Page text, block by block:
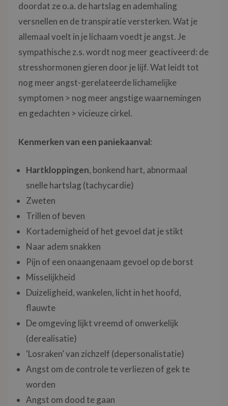
doordat ze o.a. de hartslag en ademhaling
versnellen en de transpiratie versterken. Wat je
allemaal voelt in je lichaam voedt je angst. Je
sympathische z.s. wordt nog meer geactiveerd: de
stresshormonen gieren door je lijf. Wat leidt tot
nog meer angst-gerelateerde lichamelijke
symptomen > nog meer angstige waarnemingen
en gedachten > vicieuze cirkel.
Kenmerken van een paniekaanval:
Hartkloppingen, bonkend hart, abnormaal
snelle hartslag (tachycardie)
Zweten
Trillen of beven
Kortademigheid of het gevoel dat je stikt
Naar adem snakken
Pijn of een onaangenaam gevoel op de borst
Misselijkheid
Duizeligheid, wankelen, licht in het hoofd,
flauwte
De omgeving lijkt vreemd of onwerkelijk
(derealisatie)
‘Losraken’ van zichzelf (depersonalistatie)
Angst om de controle te verliezen of gek te
worden
Angst om dood te gaan